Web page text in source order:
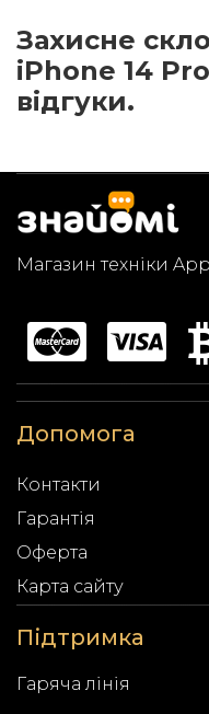
Захисне
iPhone 14
відгуки.
Магазин техніки
Допомога
Контакти
Гарантія
Оферта
Карта сайту
Підтримка
Гаряча лінія